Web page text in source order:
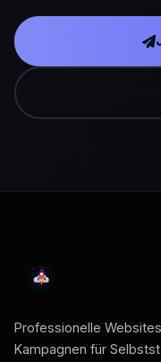
Professionelle
Kampagnen für